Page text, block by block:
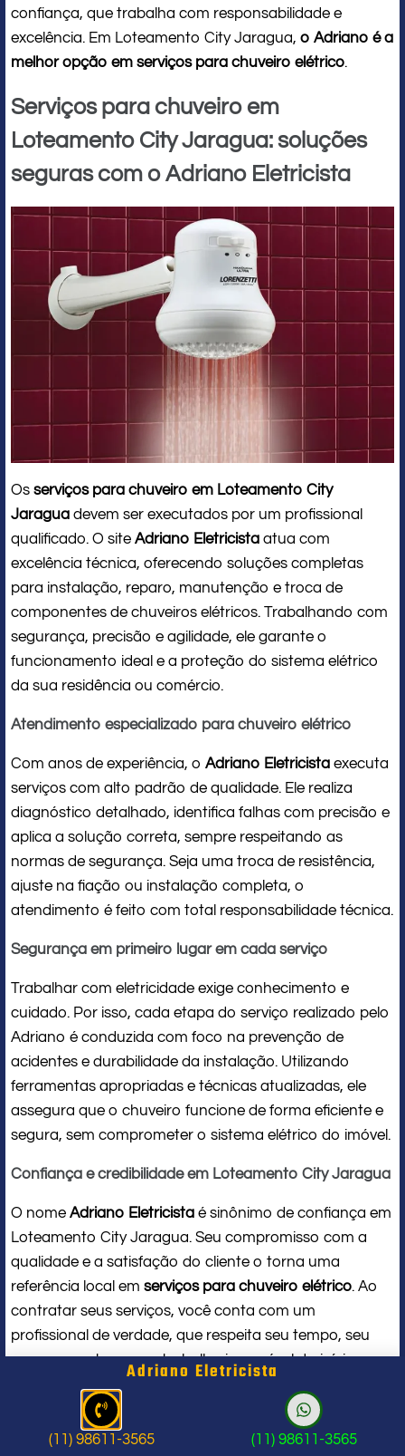
confiança, que trabalha com responsabilidade e
excelência. Em Loteamento City Jaragua, o Adriano é a
melhor opção em serviços para chuveiro elétrico.
Serviços para chuveiro em
Loteamento City Jaragua: soluções
seguras com o Adriano Eletricista
Os serviços para chuveiro em Loteamento City
Jaragua devem ser executados por um profissional
qualificado. O site Adriano Eletricista atua com
excelência técnica, oferecendo soluções completas
para instalação, reparo, manutenção e troca de
componentes de chuveiros elétricos. Trabalhando com
segurança, precisão e agilidade, ele garante o
funcionamento ideal e a proteção do sistema elétrico
da sua residência ou comércio.
Atendimento especializado para chuveiro elétrico
Com anos de experiência, o Adriano Eletricista executa
serviços com alto padrão de qualidade. Ele realiza
diagnóstico detalhado, identifica falhas com precisão e
aplica a solução correta, sempre respeitando as
normas de segurança. Seja uma troca de resistência,
ajuste na fiação ou instalação completa, o
atendimento é feito com total responsabilidade técnica.
Segurança em primeiro lugar em cada serviço
Trabalhar com eletricidade exige conhecimento e
cuidado. Por isso, cada etapa do serviço realizado pelo
Adriano é conduzida com foco na prevenção de
acidentes e durabilidade da instalação. Utilizando
ferramentas apropriadas e técnicas atualizadas, ele
assegura que o chuveiro funcione de forma eficiente e
segura, sem comprometer o sistema elétrico do imóvel.
Confiança e credibilidade em Loteamento City Jaragua
O nome Adriano Eletricista é sinônimo de confiança em
Loteamento City Jaragua. Seu compromisso com a
qualidade e a satisfação do cliente o torna uma
referência local em serviços para chuveiro elétrico. Ao
contratar seus serviços, você conta com um
profissional de verdade, que respeita seu tempo, seu
espaço e entrega um trabalho impecável do início ao
Problema com chuveiro: sinais que
Adriano Eletricista
(11) 98611-3565 (11) 98611-3565